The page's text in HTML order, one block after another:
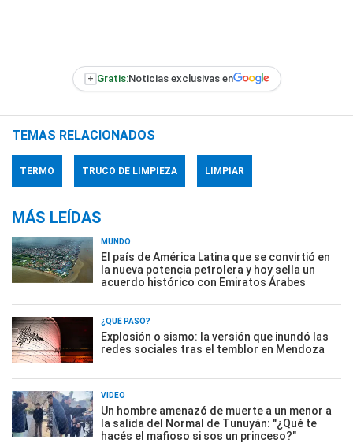
+ Gratis:Noticias exclusivas en
TEMAS RELACIONADOS
TERMO TRUCO DE LIMPIEZA LIMPIAR
MÁS LEÍDAS
MUNDO
El país de América Latina que se convirtió en
la nueva potencia petrolera y hoy sella un
acuerdo histórico con Emiratos Árabes
¿QUÉ PASÓ?
Explosión o sismo: la versión que inundó las
redes sociales tras el temblor en Mendoza
VIDEO
Un hombre amenazó de muerte a un menor a
la salida del Normal de Tunuyán: "¿Qué te
hacés el mafioso si sos un princeso?"